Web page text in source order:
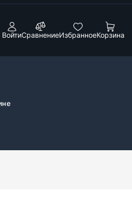
ВойтиСравнениеИзбранноеКорзина